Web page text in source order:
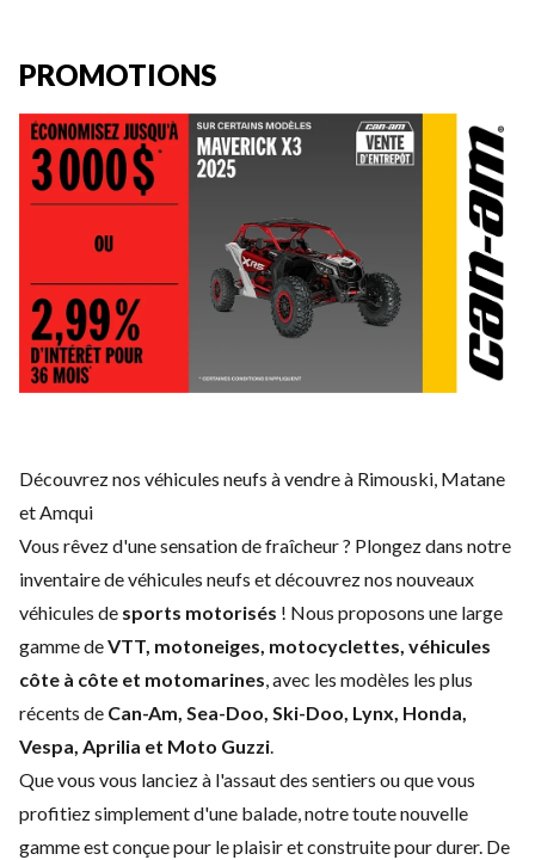
PROMOTIONS
Découvrez nos véhicules neufs à vendre à Rimouski, Matane
et Amqui
Vous rêvez d'une sensation de fraîcheur ? Plongez dans notre
inventaire de véhicules neufs et découvrez nos nouveaux
véhicules de sports motorisés ! Nous proposons une large
gamme deVTT, motoneiges, motocyclettes, véhicules
côte à côte et motomarines, avec les modèles les plus
récents de Can-Am, Sea-Doo, Ski-Doo, Lynx, Honda,
Vespa, Aprilia et Moto Guzzi.
Que vous vous lanciez à l'assaut des sentiers ou que vous
profitiez simplement d'une balade, notre toute nouvelle
gamme est conçue pour le plaisir et construite pour durer. De